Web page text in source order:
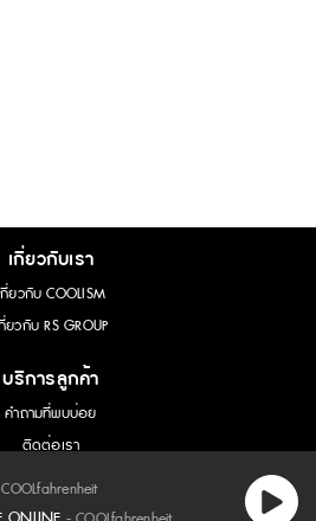
เกี่ยวกับเรา
กี่ยวกับ COOLISM
ยวกับ RS GROUP
บริการลูกค้า
คำถามที่พบบ่อย
ติดต่อเรา
ช้สิทธิ์ของเจ้าของข้อมูล